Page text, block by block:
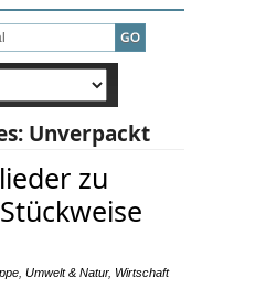
Unverpackt
zu
Umwelt & Natur, Wirtschaft